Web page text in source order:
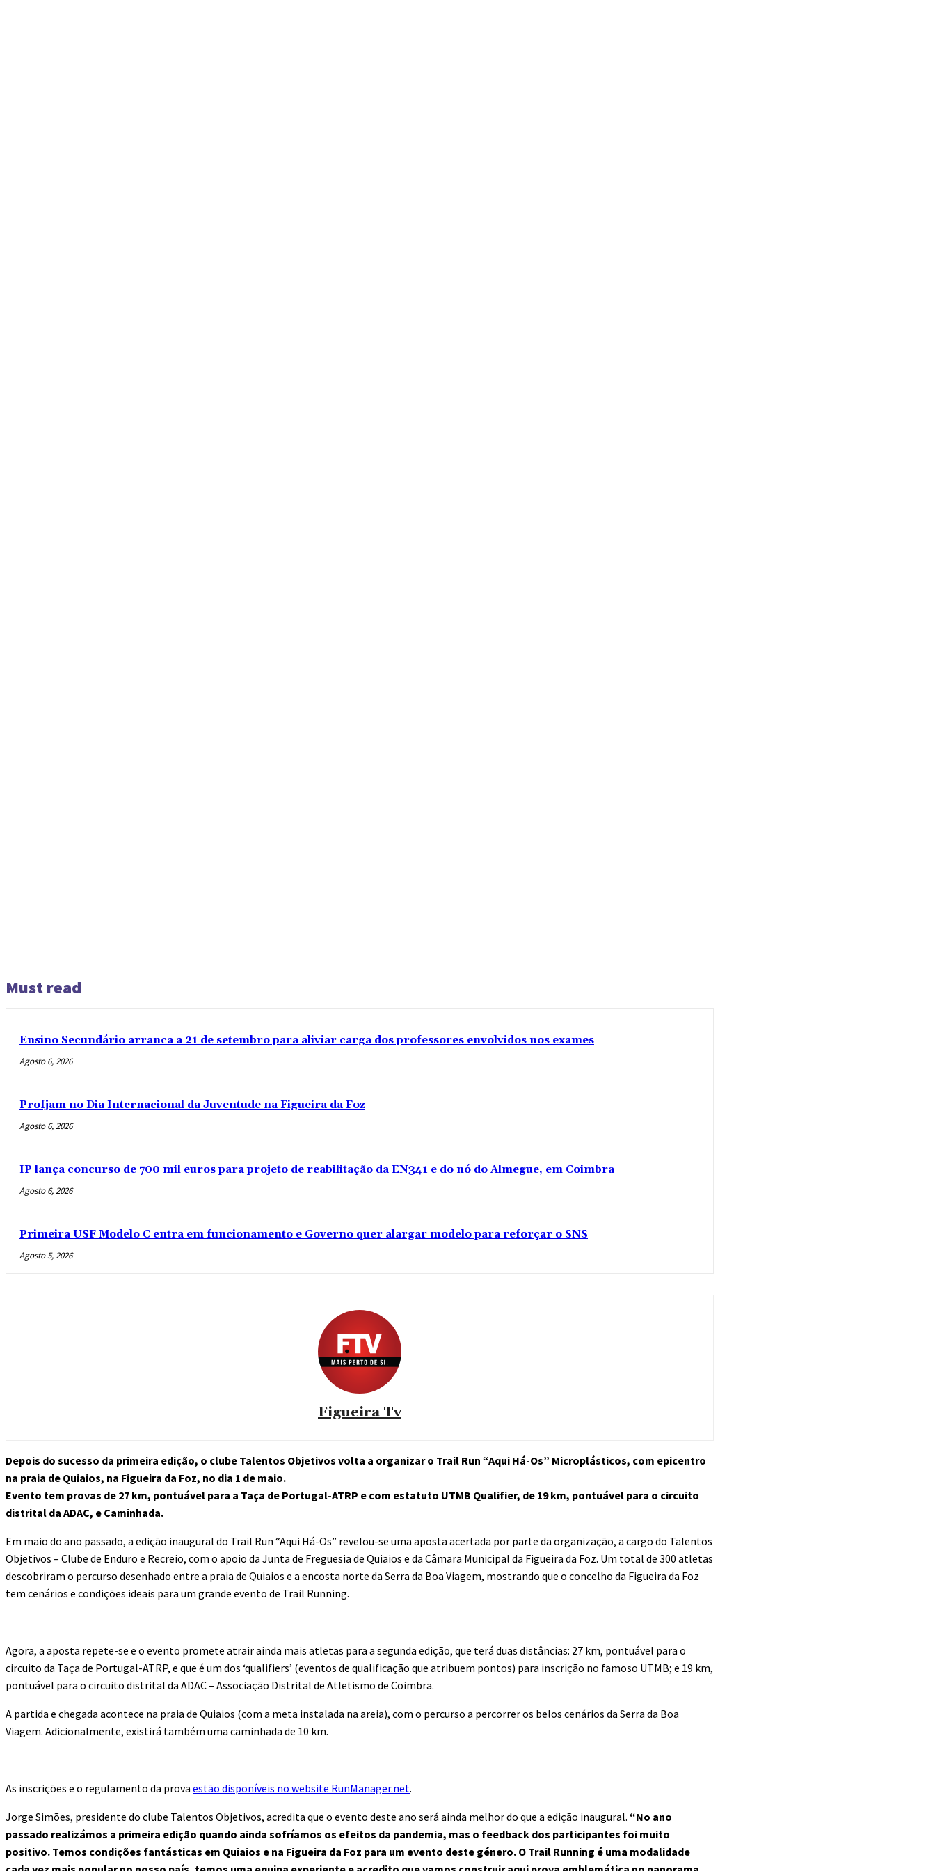
Must read
Ensino Secundário arranca a 21 de setembro para aliviar carga dos professores envolvidos nos exames
Agosto 6, 2026
Profjam no Dia Internacional da Juventude na Figueira da Foz
Agosto 6, 2026
IP lança concurso de 700 mil euros para projeto de reabilitação da EN341 e do nó do Almegue, em Coimbra
Agosto 6, 2026
Primeira USF Modelo C entra em funcionamento e Governo quer alargar modelo para reforçar o SNS
Agosto 5, 2026
Figueira Tv
Depois do sucesso da primeira edição, o clube Talentos Objetivos volta a organizar o Trail Run “Aqui Há-Os” Microplásticos, com epicentro
na praia de Quiaios, na Figueira da Foz, no dia 1 de maio.
Evento tem provas de 27 km, pontuável para a Taça de Portugal-ATRP e com estatuto UTMB Qualifier, de 19 km, pontuável para o circuito
distrital da ADAC, e Caminhada.
Em maio do ano passado, a edição inaugural do Trail Run “Aqui Há-Os” revelou-se uma aposta acertada por parte da organização, a cargo do Talentos
Objetivos – Clube de Enduro e Recreio, com o apoio da Junta de Freguesia de Quiaios e da Câmara Municipal da Figueira da Foz. Um total de 300 atletas
descobriram o percurso desenhado entre a praia de Quiaios e a encosta norte da Serra da Boa Viagem, mostrando que o concelho da Figueira da Foz
tem cenários e condições ideais para um grande evento de Trail Running.
Agora, a aposta repete-se e o evento promete atrair ainda mais atletas para a segunda edição, que terá duas distâncias: 27 km, pontuável para o
circuito da Taça de Portugal-ATRP, e que é um dos ‘qualifiers’ (eventos de qualificação que atribuem pontos) para inscrição no famoso UTMB; e 19 km,
pontuável para o circuito distrital da ADAC – Associação Distrital de Atletismo de Coimbra.
A partida e chegada acontece na praia de Quiaios (com a meta instalada na areia), com o percurso a percorrer os belos cenários da Serra da Boa
Viagem. Adicionalmente, existirá também uma caminhada de 10 km.
As inscrições e o regulamento da prova estão disponíveis no website RunManager.net.
Jorge Simões, presidente do clube Talentos Objetivos, acredita que o evento deste ano será ainda melhor do que a edição inaugural. “No ano
passado realizámos a primeira edição quando ainda sofríamos os efeitos da pandemia, mas o feedback dos participantes foi muito
positivo. Temos condições fantásticas em Quiaios e na Figueira da Foz para um evento deste género. O Trail Running é uma modalidade